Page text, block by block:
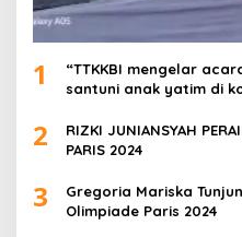
1
“TTKKBI mengelar
santuni anak yatim di
2
RIZKI JUNIANSYAH
PARIS 2024
3
Gregoria Mariska
Olimpiade Paris 2024